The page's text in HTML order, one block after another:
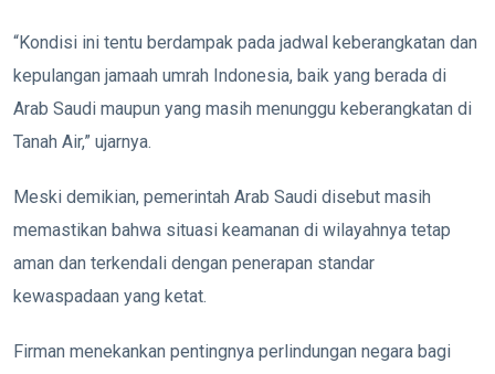
“Kondisi ini tentu berdampak pada jadwal keberangkatan dan
kepulangan jamaah umrah Indonesia, baik yang berada di
Arab Saudi maupun yang masih menunggu keberangkatan di
Tanah Air,” ujarnya.
Meski demikian, pemerintah Arab Saudi disebut masih
memastikan bahwa situasi keamanan di wilayahnya tetap
aman dan terkendali dengan penerapan standar
kewaspadaan yang ketat.
Firman menekankan pentingnya perlindungan negara bagi